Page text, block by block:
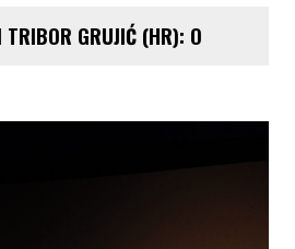
TRIBOR GRUJIĆ (HR): O